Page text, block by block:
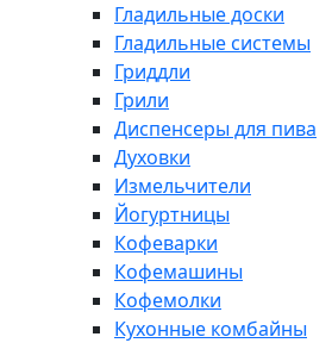
Гладильные доски
Гладильные системы
Гриддли
Грили
Диспенсеры для пива
Духовки
Измельчители
Йогуртницы
Кофеварки
Кофемашины
Кофемолки
Кухонные комбайны